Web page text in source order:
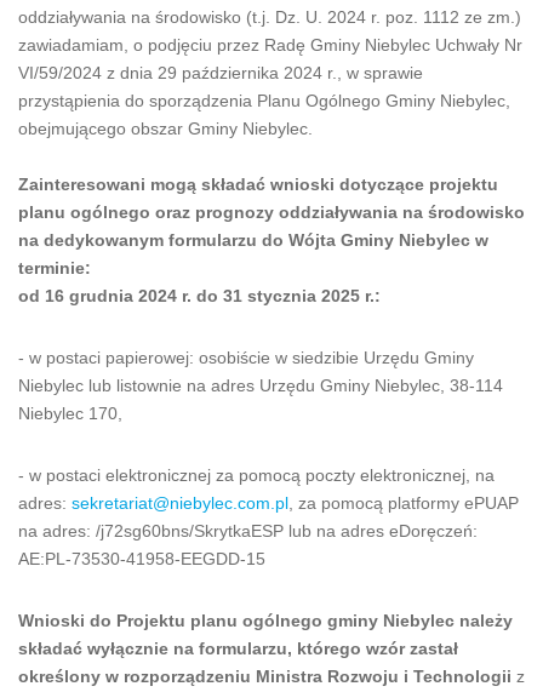
oddziaływania na środowisko (t.j. Dz. U. 2024 r. poz. 1112 ze zm.)
zawiadamiam, o podjęciu przez Radę Gminy Niebylec Uchwały Nr
VI/59/2024 z dnia 29 października 2024 r., w sprawie
przystąpienia do sporządzenia Planu Ogólnego Gminy Niebylec,
obejmującego obszar Gminy Niebylec.
Zainteresowani mogą składać wnioski dotyczące projektu
planu ogólnego oraz prognozy oddziaływania na środowisko
na dedykowanym formularzu do Wójta Gminy Niebylec w
terminie:
od 16 grudnia 2024 r. do 31 stycznia 2025 r.:
- w postaci papierowej: osobiście w siedzibie Urzędu Gminy
Niebylec lub listownie na adres Urzędu Gminy Niebylec, 38-114
Niebylec 170,
- w postaci elektronicznej za pomocą poczty elektronicznej, na
adres: sekretariat@niebylec.com.pl , za pomocą platformy ePUAP
na adres: /j72sg60bns/SkrytkaESP lub na adres eDoręczeń:
AE:PL-73530-41958-EEGDD-15
Wnioski do Projektu planu ogólnego gminy Niebylec należy
składać wyłącznie na formularzu, którego wzór zastał
określony w rozporządzeniu Ministra Rozwoju i Technologii z